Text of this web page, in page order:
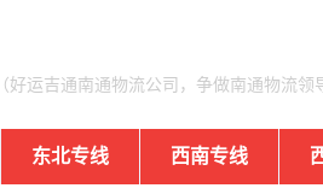
（好运吉通南通物流公司，争做南通物流领
东北专线 西南专线